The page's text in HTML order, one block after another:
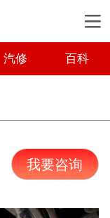
汽修 百科
我要咨询